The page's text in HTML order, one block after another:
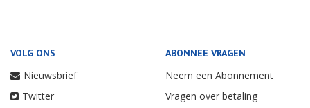
VOLG ONS
Nieuwsbrief
Twitter
ABONNEE VRAGEN
Neem een Abonnement
Vragen over betaling